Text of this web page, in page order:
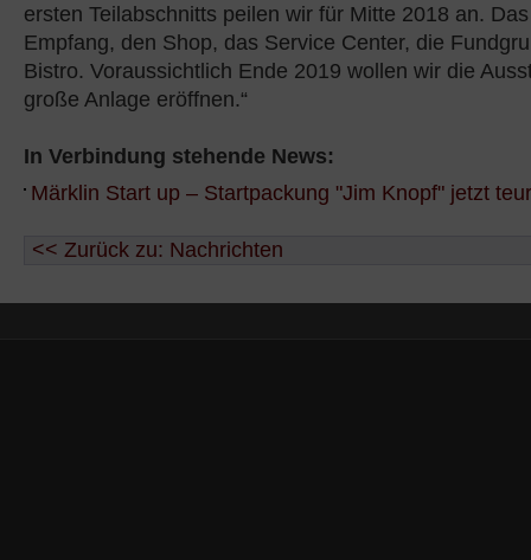
ersten Teilabschnitts peilen wir für Mitte 2018 an.
Empfang, den Shop, das Service Center, die
Bistro. Voraussichtlich Ende 2019 wollen wir die
große Anlage eröffnen.“
In Verbindung stehende News:
Märklin Start up – Startpackung "Jim Knopf" jetzt
<< Zurück zu: Nachrichten